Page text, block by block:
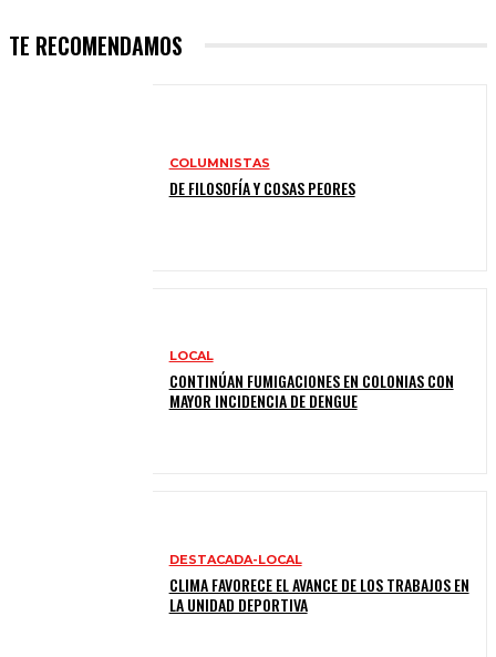
TE RECOMENDAMOS
COLUMNISTAS
DE FILOSOFÍA Y COSAS PEORES
LOCAL
CONTINÚAN FUMIGACIONES EN COLONIAS CON
MAYOR INCIDENCIA DE DENGUE
DESTACADA-LOCAL
CLIMA FAVORECE EL AVANCE DE LOS TRABAJOS EN
LA UNIDAD DEPORTIVA